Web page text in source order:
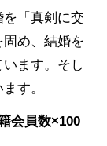
「真剣に交
め、結婚を
ます。そし
す。
会員数×100